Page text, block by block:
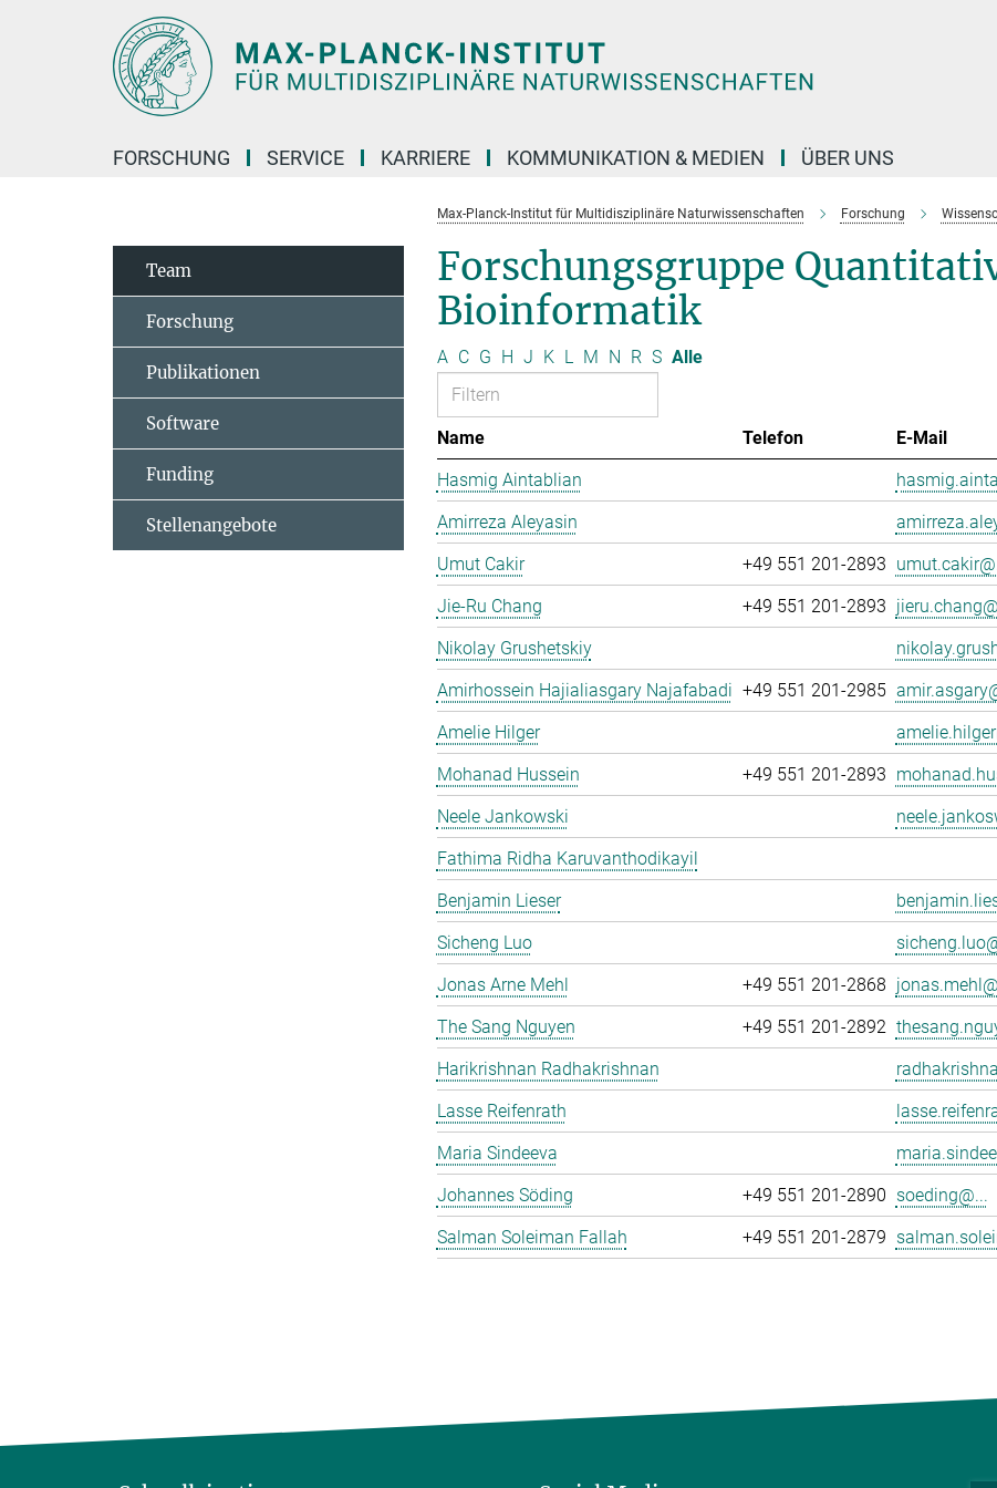
FORSCHUNG SERVICE KARRIERE KOMMUNIKATION & MEDIEN ÜBER UNS
Max-Planck-Institut für Multidisziplinäre Naturwissenschaften Forschung
Forschungsgruppe
Bioinformatik
A C G H J K L M N R S Alle
Name Telefon
E-Mail
Hasmig Aintablian
Amirreza Aleyasin
Umut Cakir
+49 551 201-2893
Jie-Ru Chang
+49 551 201-2893
Nikolay Grushetskiy
Amirhossein Hajialiasgary Najafabadi +49 551 201-2985
Amelie Hilger
Mohanad Hussein
+49 551 201-2893
Neele Jankowski
Fathima Ridha Karuvanthodikayil
Benjamin Lieser
Sicheng Luo
Jonas Arne Mehl
+49 551 201-2868
The Sang Nguyen
+49 551 201-2892
Harikrishnan Radhakrishnan
Lasse Reifenrath
Maria Sindeeva
Johannes Söding
+49 551 201-2890 soeding@...
Salman Soleiman Fallah
+49 551 201-2879
Team
Forschung
Publikationen
Software
Funding
Stellenangebote